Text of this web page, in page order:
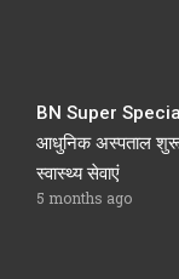
BN Super
आधुनिक अस्पताल
स्वास्थ्य सेवाएं
5 months ago